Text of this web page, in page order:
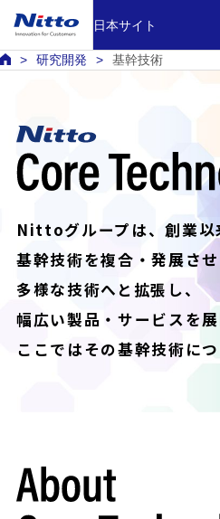
日本サイト
研究開発 基幹技術
Nittoグループは、創業以
基幹技術を複合・発展させ
多様な技術へと拡張し、
幅広い製品・サービスを展
ここではその基幹技術に